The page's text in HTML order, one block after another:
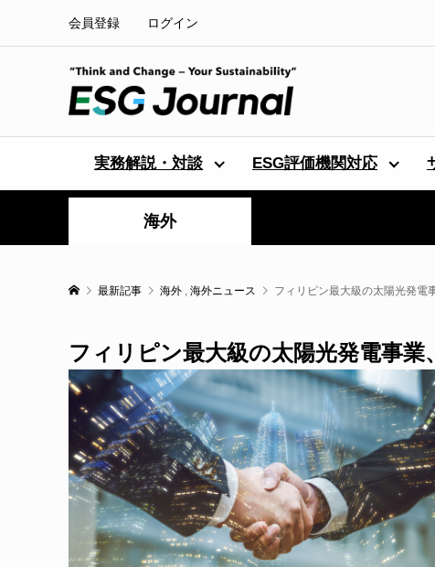
会員登録 ログイン
実務解説・対談 ESG評価機関対応
海外
最新記事 海外 , 海外ニュース フィリピン最大級の太陽光発電
フィリピン最大級の太陽光発電事業